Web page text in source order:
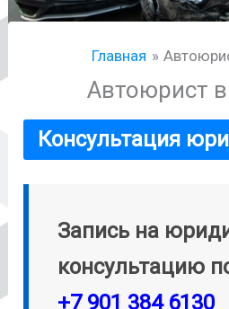
Главная
Автоюрист
Консультация
Запись на
консультацию
+7 901 384 6130